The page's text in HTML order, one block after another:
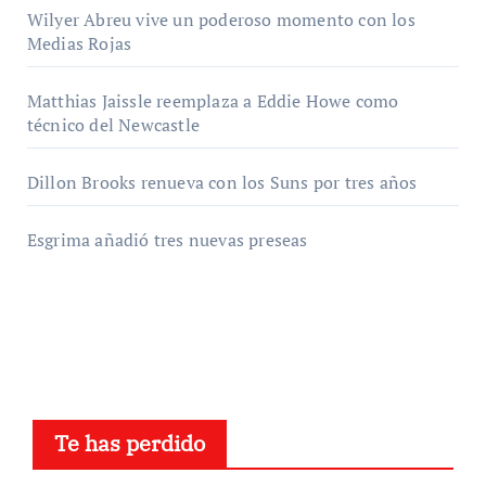
Wilyer Abreu vive un poderoso momento con los
Medias Rojas
Matthias Jaissle reemplaza a Eddie Howe como
técnico del Newcastle
Dillon Brooks renueva con los Suns por tres años
Esgrima añadió tres nuevas preseas
Te has perdido